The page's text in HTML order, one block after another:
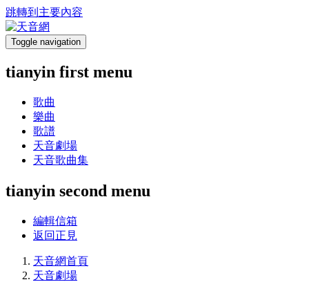
跳轉到主要內容
Toggle navigation
tianyin first menu
歌曲
樂曲
歌譜
天音劇場
天音歌曲集
tianyin second menu
編輯信箱
返回正見
天音網首頁
天音劇場